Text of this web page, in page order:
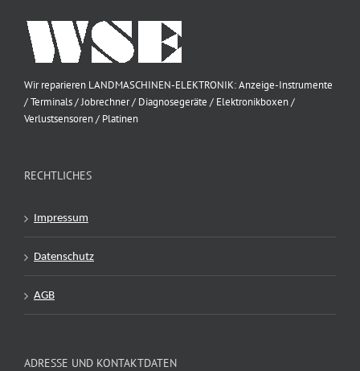
Wir reparieren LANDMASCHINEN-ELEKTRONIK: Anzeige-Instrumente
/ Terminals / Jobrechner / Diagnosegeräte / Elektronikboxen /
Verlustsensoren / Platinen
RECHTLICHES
Impressum
Datenschutz
AGB
ADRESSE UND KONTAKTDATEN